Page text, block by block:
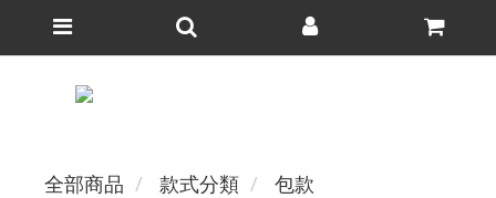
全部商品 款式分類 包款